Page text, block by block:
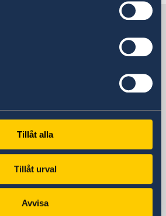
Tillåt alla
Tillåt urval
Avvisa
楼
领事馆
- 11:00
9639 +86 21 5359 9639